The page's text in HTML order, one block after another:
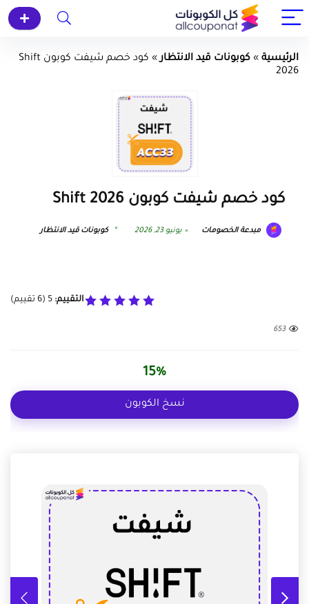
الرئيسية » كوبونات قيد الانتظار»
كود خصم شيفت كوبون Shift
2026
كود خصم شيفت كوبون Shift 2026
مبدعة الخصومات يونيو 23, 2026 كوبونات قيد الانتظار
التقييم: 5
(
6 تقييم)
653
15%
نسخ الكوبون